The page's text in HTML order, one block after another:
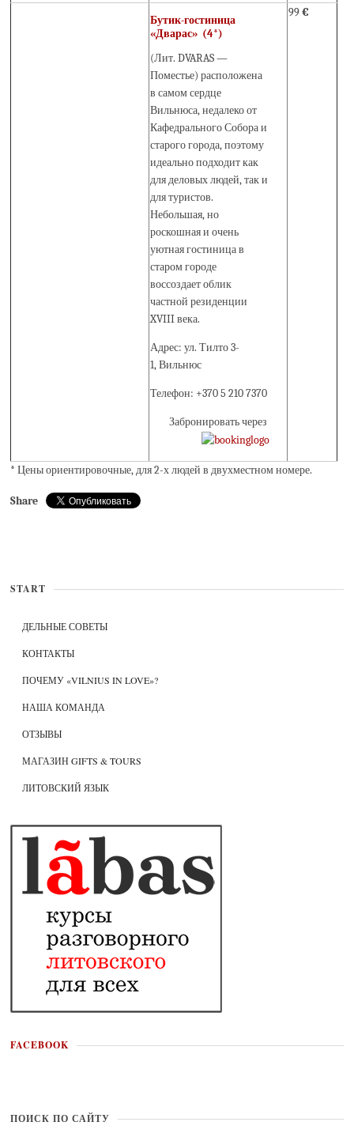
Бутик-гостиница
«Дварас» (4*)
(Лит. DVARAS —
Поместье) расположена
в самом сердце
Вильнюса, недалеко от
Кафедрального Собора и
старого города, поэтому
идеально подходит как
для деловых людей, так и
для туристов.
Небольшая, но
роскошная и очень
уютная гостиница в
старом городе
воссоздает облик
частной резиденции
XVIII века.
Адрес: ул. Тилто 3-
1, Вильнюс
Телефон: +370 5 210 7370
Забронировать через
99€
* Цены ориентировочные, для 2-х людей в двухместном номере.
Share
START
ДЕЛЬНЫЕ СОВЕТЫ
КОНТАКТЫ
ПОЧЕМУ «VILNIUS IN LOVE»?
НАША КОМАНДА
ОТЗЫВЫ
МАГАЗИН GIFTS & TOURS
ЛИТОВСКИЙ ЯЗЫК
FACEBOOK
ПОИСК ПО САЙТУ